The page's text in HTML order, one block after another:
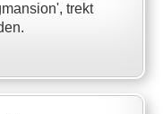
trekt